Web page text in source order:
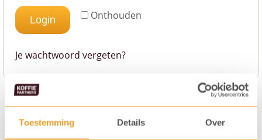
Toestemming Details Over
Onthouden
Login
Je wachtwoord vergeten?